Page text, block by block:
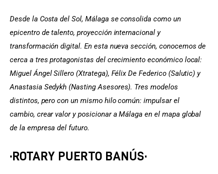
Desde la Costa del Sol, Málaga se consolida como un
epicentro de talento, proyección internacional y
transformación digital. En esta nueva sección, conocemos de
cerca a tres protagonistas del crecimiento económico local:
Miguel Ángel Sillero (Xtratega), Félix De Federico (Salutic) y
Anastasia Sedykh (Nasting Asesores). Tres modelos
distintos, pero con un mismo hilo común: impulsar el
cambio, crear valor y posicionar a Málaga en el mapa global
de la empresa del futuro.
·ROTARY PUERTO BANÚS·